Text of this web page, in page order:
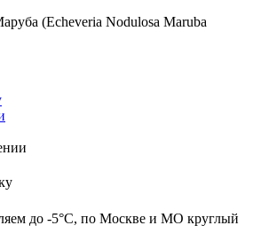
(Echeveria Nodulosa Maruba
до -5°C, по Москве и МО круглый